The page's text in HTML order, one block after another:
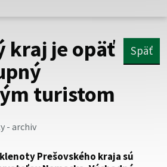
stránka Prešovského
uistite, že zdieľate informácie iba
stránku. Zabezpečená stránka
kraj je opäť
turistom
Späť
- archiv
Prešovského kraja sú